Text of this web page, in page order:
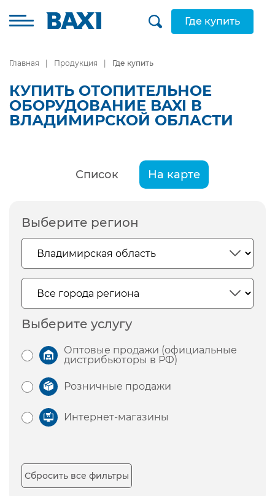
Где купить
Главная Продукция Где купить
КУПИТЬ ОТОПИТЕЛЬНОЕ
ОБОРУДОВАНИЕ BAXI В
ВЛАДИМИРСКОЙ ОБЛАСТИ
Список На карте
Выберите регион
Выберите услугу
Оптовые продажи (официальные
дистрибьюторы в РФ)
Розничные продажи
Интернет-магазины
Сбросить все фильтры